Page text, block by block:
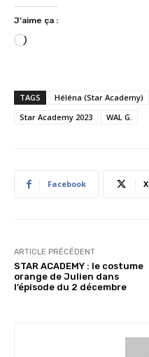
J’aime ça :
C
r
g
e
t
TAGS Héléna (Star Academy)
Star Academy 2023
WAL G.
Facebook X
ARTICLE PRÉCÉDENT
STAR ACADEMY : le costume
orange de Julien dans
l’épisode du 2 décembre